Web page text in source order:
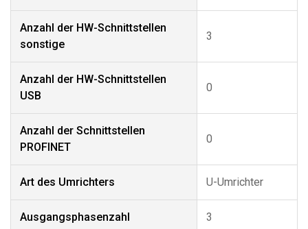
Anzahl der HW-Schnittstellen
sonstige
3
Anzahl der HW-Schnittstellen
USB
0
Anzahl der Schnittstellen
PROFINET
0
Art des Umrichters U-Umrichter
Ausgangsphasenzahl 3